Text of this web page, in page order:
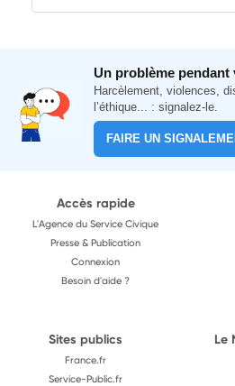
Un problème
Harcèlement, violences,
l’éthique... : signalez-le.
FAIRE UN
Accès rapide
L'Agence du Service Civique
Presse & Publication
Connexion
Besoin d'aide ?
Sites publics
France.fr
Service-Public.fr
Le